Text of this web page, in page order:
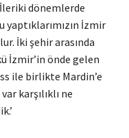
dönemlerde
yaptıklarımızın İzmir
İki şehir arasında
İzmir’in önde gelen
ile birlikte Mardin’e
karşılıklı ne